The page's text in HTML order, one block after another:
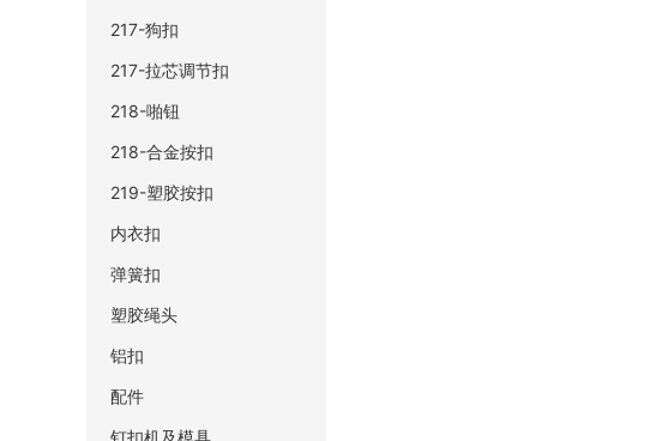
217-狗扣
217-拉芯调节扣
218-啪钮
218-合金按扣
219-塑胶按扣
内衣扣
弹簧扣
塑胶绳头
铝扣
配件
钉扣机及模具